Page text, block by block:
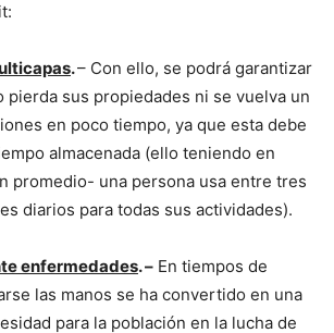
.– Con ello, se podrá garantizar
pierda sus propiedades ni se vuelva un
en poco tiempo, ya que esta debe
almacenada (ello teniendo en
promedio- una persona usa entre tres
diarios para todas sus actividades).
enfermedades. – En tiempos de
las manos se ha convertido en una
para la población en la lucha de